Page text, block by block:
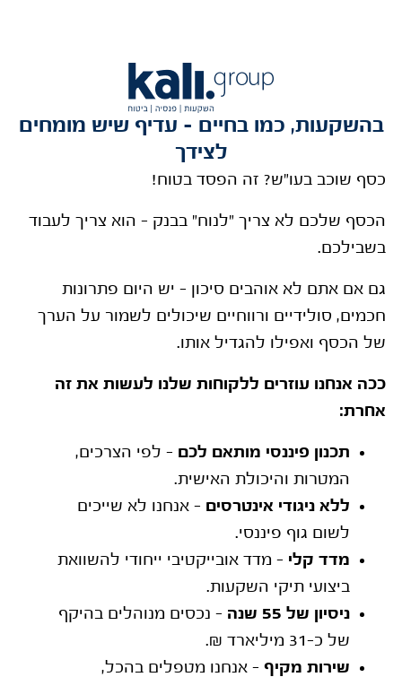
בהשקעות, כמו בחיים – עדיף שיש מומחים
לצידך
כסף שוכב בעו"ש? זה הפסד בטוח!
הכסף שלכם לא צריך "לנוח" בבנק – הוא צריך לעבוד
בשבילכם.
גם אם אתם לא אוהבים סיכון – יש היום פתרונות
חכמים, סולידיים ורווחיים שיכולים לשמור על הערך
של הכסף ואפילו להגדיל אותו.
ככה אנחנו עוזרים ללקוחות שלנו לעשות את זה
אחרת:
תכנון פיננסי מותאם לכם – לפי הצרכים,
המטרות והיכולת האישית.
ללא ניגודי אינטרסים – אנחנו לא שייכים
לשום גוף פיננסי.
מדד קלי – מדד אובייקטיבי ייחודי להשוואת
ביצועי תיקי השקעות.
ניסיון של 55 שנה
– נכסים מנוהלים בהיקף
של כ-31 מיליארד ₪.
שירות מקיף – אנחנו מטפלים בהכל,